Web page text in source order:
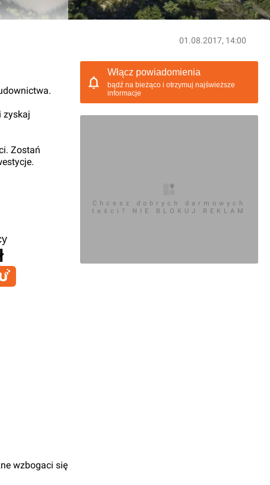
01.08.2017, 14:00
zyskaj
Zostań
wzbogaci się
Włącz powiadomienia
bądź na bieżąco i otrzymuj najświeższe
informacje
Chcesz dobrych darmowych
teści? NIE BLOKUJ REKLAM